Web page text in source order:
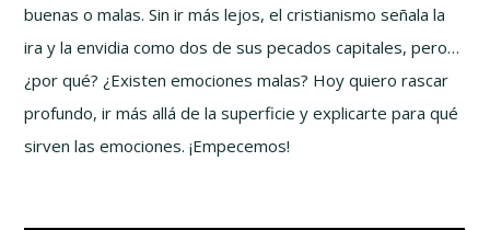
buenas o malas. Sin ir más lejos, el cristianismo señala la
ira y la envidia como dos de sus pecados capitales, pero…
¿por qué? ¿Existen emociones malas? Hoy quiero rascar
profundo, ir más allá de la superficie y explicarte para qué
sirven las emociones. ¡Empecemos!